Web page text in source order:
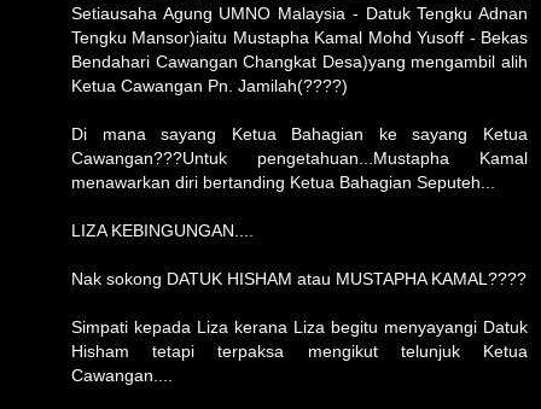
Setiausaha Agung UMNO Malaysia - Datuk Tengku Adnan
Tengku Mansor)iaitu Mustapha Kamal Mohd Yusoff - Bekas
Bendahari Cawangan Changkat Desa)yang mengambil alih
Ketua Cawangan Pn. Jamilah(????)
Di mana sayang Ketua Bahagian ke sayang Ketua
Cawangan???Untuk pengetahuan...Mustapha Kamal
menawarkan diri bertanding Ketua Bahagian Seputeh...
LIZA KEBINGUNGAN....
Nak sokong DATUK HISHAM atau MUSTAPHA KAMAL????
Simpati kepada Liza kerana Liza begitu menyayangi Datuk
Hisham tetapi terpaksa mengikut telunjuk Ketua
Cawangan....